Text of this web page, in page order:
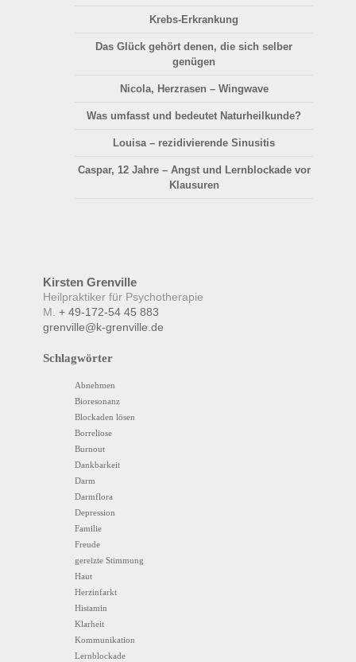
Krebs-Erkrankung
Das Glück gehört denen, die sich selber
genügen
Nicola, Herzrasen – Wingwave
Was umfasst und bedeutet Naturheilkunde?
Louisa – rezidivierende Sinusitis
Caspar, 12 Jahre – Angst und Lernblockade vor
Klausuren
KirstenGrenville
Heilpraktiker für Psychotherapie
M. + 49-172-54 45 883
grenville@k-grenville.de
Schlagwörter
Abnehmen
Bioresonanz
Blockaden lösen
Borreliose
Burnout
Dankbarkeit
Darm
Darmflora
Depression
Familie
Freude
gereizte Stimmung
Haut
Herzinfarkt
Histamin
Klarheit
Kommunikation
Lernblockade